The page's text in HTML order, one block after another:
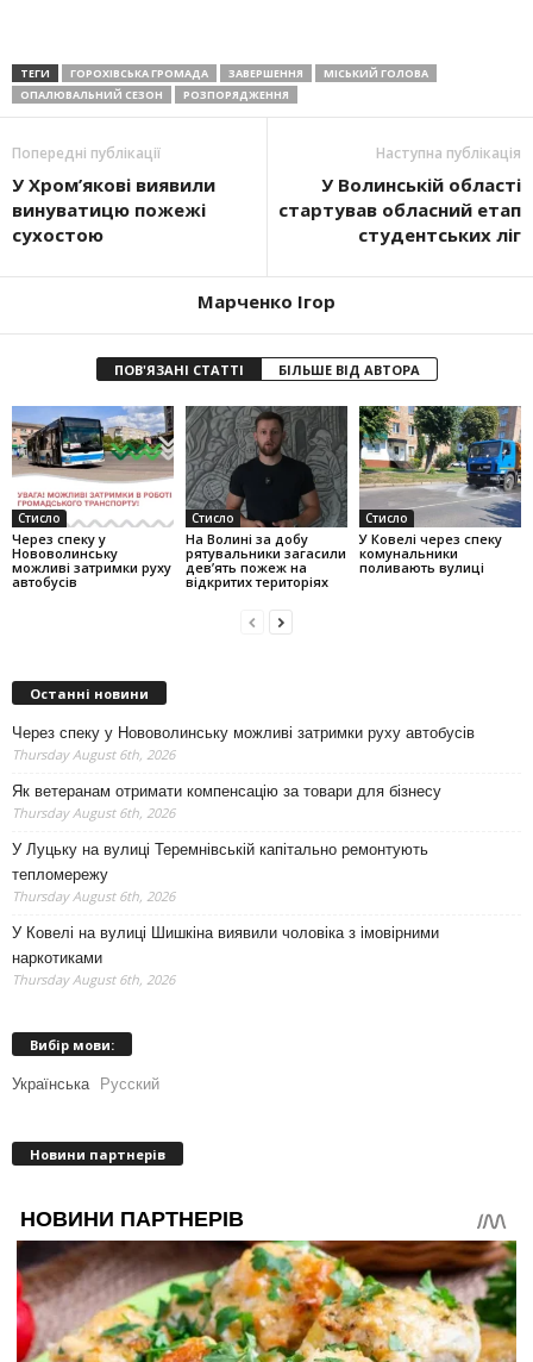
ТЕГИ ГОРОХІВСЬКА ГРОМАДА ЗАВЕРШЕННЯ
МІСЬКИЙ ГОЛОВА
ОПАЛЮВАЛЬНИЙ СЕЗОН
РОЗПОРЯДЖЕННЯ
Попередні публікації
У Хром’якові виявили
винуватицю пожежі
сухостою
Наступна публікація
У Волинській області
стартував обласний етап
студентських ліг
Марченко Ігор
ПОВ'ЯЗАНІ СТАТТІ БІЛЬШЕ ВІД АВТОРА
Стисло
Через спеку у
Нововолинську
можливі затримки руху
автобусів
Стисло
На Волині за добу
рятувальники загасили
дев’ять пожеж на
відкритих територіях
Стисло
У Ковелі через спеку
комунальники
поливають вулиці
Останні новини
Через спеку у Нововолинську можливі затримки руху автобусів
Thursday August 6th, 2026
Як ветеранам отримати компенсацію за товари для бізнесу
Thursday August 6th, 2026
У Луцьку на вулиці Теремнівській капітально ремонтують
тепломережу
Thursday August 6th, 2026
У Ковелі на вулиці Шишкіна виявили чоловіка з імовірними
наркотиками
Thursday August 6th, 2026
Вибір мови:
Українська Русский
Новини партнерів